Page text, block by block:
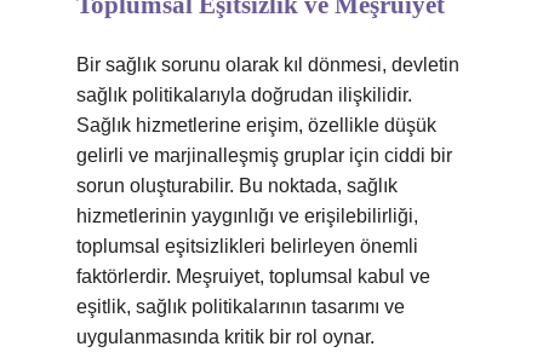
Bir sağlık sorunu olarak kıl dönmesi, devletin
sağlık politikalarıyla doğrudan ilişkilidir.
Sağlık hizmetlerine erişim, özellikle düşük
gelirli ve marjinalleşmiş gruplar için ciddi bir
sorun oluşturabilir. Bu noktada, sağlık
hizmetlerinin yaygınlığı ve erişilebilirliği,
toplumsal eşitsizlikleri belirleyen önemli
faktörlerdir. Meşruiyet, toplumsal kabul ve
eşitlik, sağlık politikalarının tasarımı ve
uygulanmasında kritik bir rol oynar.